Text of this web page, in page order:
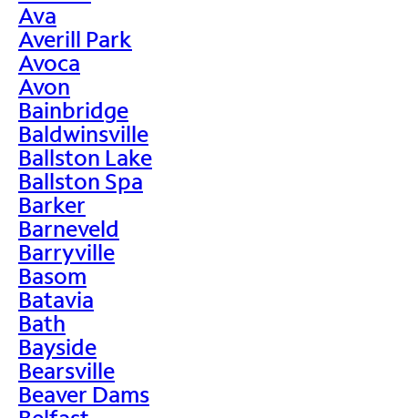
Ava
Averill Park
Avoca
Avon
Bainbridge
Baldwinsville
Ballston Lake
Ballston Spa
Barker
Barneveld
Barryville
Basom
Batavia
Bath
Bayside
Bearsville
Beaver Dams